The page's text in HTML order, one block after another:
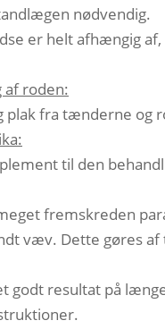
nødvendig.
er helt afhængig
af roden:
plak fra tænderne
til den
fremskreden
væv. Dette gøres
godt resultat på